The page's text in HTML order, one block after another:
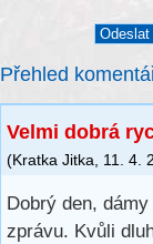
Přehled
Velmi dobrá
(Kratka Jitka 11. 4.
Dobrý den,
zprávu. Kvůli